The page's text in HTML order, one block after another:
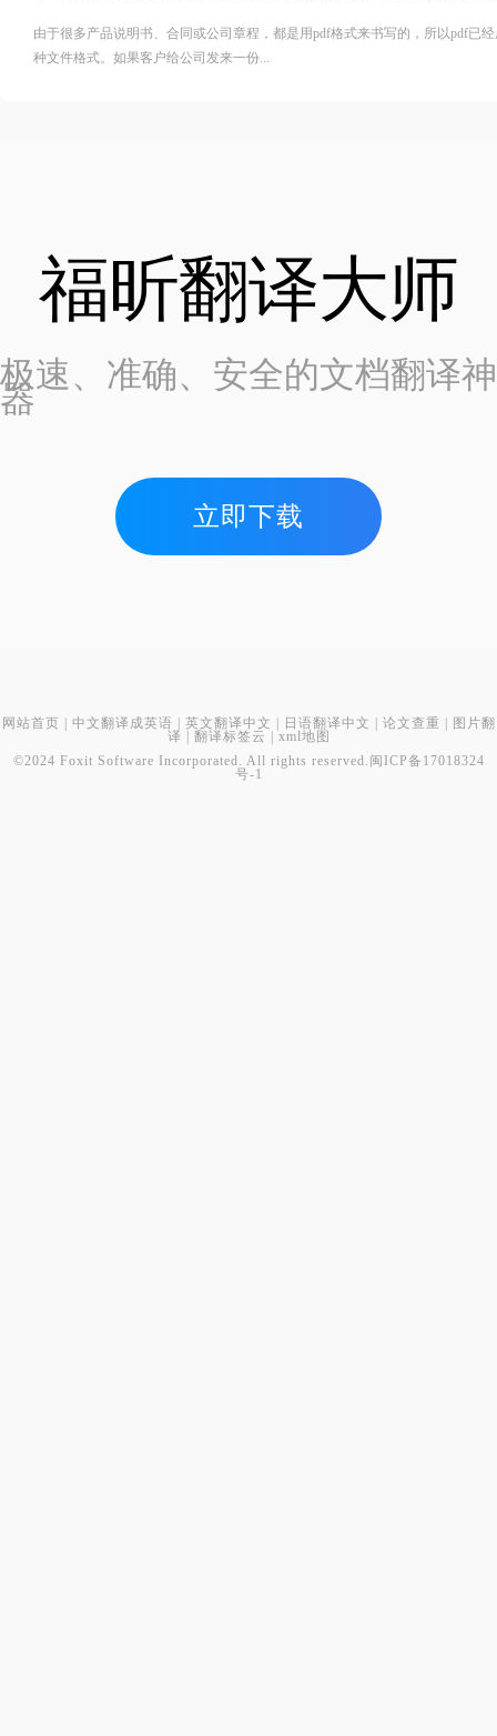
由于很多产品说明书、合同或公司章程，都是用pdf格式来书写的，所以pdf已
种文件格式。如果客户给公司发来一份...
福昕翻译大师
极速、准确、安全的文档翻译神
器
立即下载
网站首页 中文翻译成英语 英文翻译中文 日语翻译中文 论文查重
图片翻
译
翻译标签云
xml地图
©2024 Foxit Software Incorporated. All rights reserved. 闽ICP备17018324
号-1